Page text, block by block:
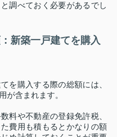
調べておく必要があるでし
新築一戸建てを購入
を購入する際の総額には、
が含まれます。
料や不動産の登録免許税、
費用も積もるとかなりの額